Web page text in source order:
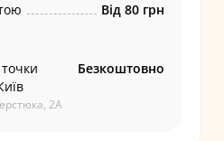
Від 80 грн
2А
Безкоштовно